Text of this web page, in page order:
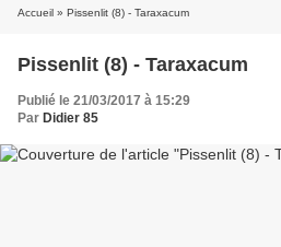
Accueil » Pissenlit (8) - Taraxacum
Pissenlit (8) - Taraxacum
Publié le 21/03/2017 à 15:29
Par Didier 85